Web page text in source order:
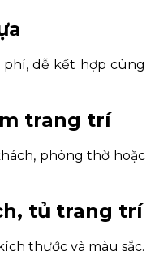
phí, dễ kết hợp cùng
trang trí
phòng thờ hoặc
tủ trang trí
thước và màu sắc.